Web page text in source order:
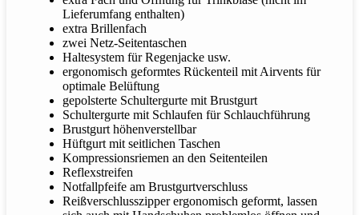
Lieferumfang enthalten)
extra Brillenfach
zwei Netz-Seitentaschen
Haltesystem für Regenjacke usw.
ergonomisch geformtes Rückenteil mit Airvents für
optimale Belüftung
gepolsterte Schultergurte mit Brustgurt
Schultergurte mit Schlaufen für Schlauchführung
Brustgurt höhenverstellbar
Hüftgurt mit seitlichen Taschen
Kompressionsriemen an den Seitenteilen
Reflexstreifen
Notfallpfeife am Brustgurtverschluss
Reißverschlusszipper ergonomisch geformt, lassen